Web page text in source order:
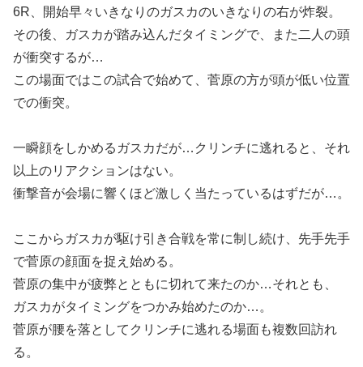
6R、開始早々いきなりのガスカのいきなりの右が炸裂。
その後、ガスカが踏み込んだタイミングで、また二人の頭
が衝突するが…
この場面ではこの試合で始めて、菅原の方が頭が低い位置
での衝突。
一瞬顔をしかめるガスカだが…クリンチに逃れると、それ
以上のリアクションはない。
衝撃音が会場に響くほど激しく当たっているはずだが…。
ここからガスカが駆け引き合戦を常に制し続け、先手先手
で菅原の顔面を捉え始める。
菅原の集中が疲弊とともに切れて来たのか…それとも、
ガスカがタイミングをつかみ始めたのか…。
菅原が腰を落としてクリンチに逃れる場面も複数回訪れ
る。